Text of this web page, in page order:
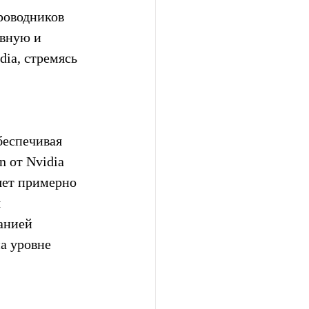
и
стремясь
от Nvidia
примерно
уровне